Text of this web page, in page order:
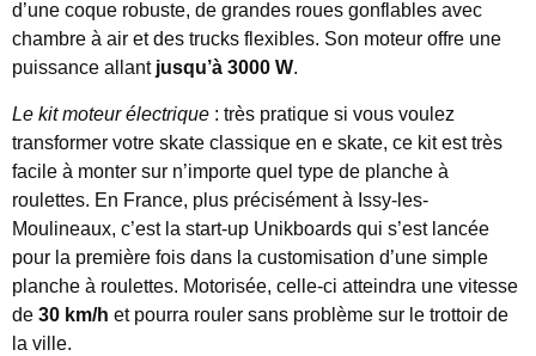
d’une coque robuste, de grandes roues gonflables avec
chambre à air et des trucks flexibles. Son moteur offre une
puissance allant jusqu’à 3000 W.
Le kit moteur électrique : très pratique si vous voulez
transformer votre skate classique en e skate, ce kit est très
facile à monter sur n’importe quel type de planche à
roulettes. En France, plus précisément à Issy-les-
Moulineaux, c’est la start-up Unikboards qui s’est lancée
pour la première fois dans la customisation d’une simple
planche à roulettes. Motorisée, celle-ci atteindra une vitesse
de 30 km/h et pourra rouler sans problème sur le trottoir de
la ville.